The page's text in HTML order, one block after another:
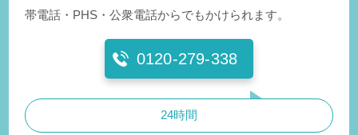
帯電話・PHS・公衆電話からでもかけられます。
0120-279-338
24時間